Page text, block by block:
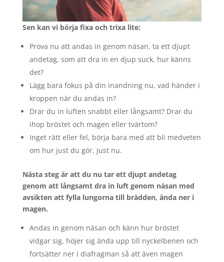
Sen kan vi börja fixa och trixa lite:
Prova nu att andas in genom näsan, ta ett djupt
andetag, som att dra in en djup suck, hur känns
det?
Lägg bara fokus på din inandning nu, vad händer i
kroppen när du andas in?
Drar du in luften snabbt eller långsamt? Drar du
ihop bröstet och magen eller tvärtom?
Inget rätt eller fel, börja bara med att bli medveten
om hur just du gör, just nu.
Nästa steg är att du nu tar ett djupt andetag
genom att långsamt dra in luft genom näsan med
avsikten att fylla lungorna till brädden, ända ner i
magen.
Andas in genom näsan och känn hur bröstet
vidgar sig, höjer sig ända upp till nyckelbenen och
fortsätter ner i diafragman så att även magen